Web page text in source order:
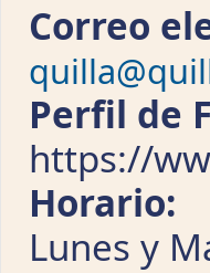
Correo
Perfil de
https://
Horario:
Lunes y